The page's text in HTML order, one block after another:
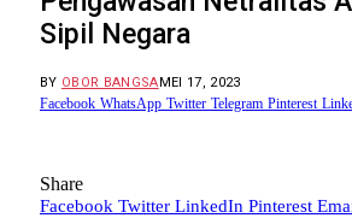
Sipil Negara
BY OBOR BANGSAMEI 17, 2023
Facebook WhatsApp Twitter Telegram Pinterest
Share
Facebook Twitter LinkedIn Pinterest